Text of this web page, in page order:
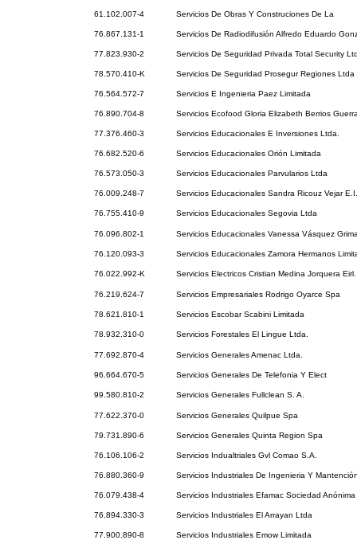
61.102.007-4 Servicios De Obras Y Construciones De La
76.867.131-1 Servicios De Radiodifusión Alfredo Eduardo
77.823.930-2 Servicios De Seguridad Privada Total Security
78.570.410-K Servicios De Seguridad Prosegur Regiones Ltda
76.564.572-7 Servicios E Ingenieria Paez Limitada
76.890.704-8 Servicios Ecofood Gloria Elizabeth Berrios
77.376.460-3 Servicios Educacionales E Inversiones Ltda.
76.682.520-6 Servicios Educacionales Orión Limitada
76.573.050-3 Servicios Educacionales Parvularios Ltda
76.009.248-7 Servicios Educacionales Sandra Ricouz Vejar
76.755.410-9 Servicios Educacionales Segovia Ltda
76.096.802-1 Servicios Educacionales Vanessa Vásquez
76.120.093-3 Servicios Educacionales Zamora Hermanos
76.022.992-K Servicios Electricos Cristian Medina Jorquera Eirl.
76.219.624-7 Servicios Empresariales Rodrigo Oyarce Spa
78.621.810-1 Servicios Escobar Scabini Limitada
78.932.310-0 Servicios Forestales El Lingue Ltda.
77.692.870-4 Servicios Generales Amenac Ltda.
96.664.670-5 Servicios Generales De Telefonia Y Elect
99.580.810-2 Servicios Generales Fullclean S. A.
77.622.370-0 Servicios Generales Quilpue Spa
79.731.890-6 Servicios Generales Quinta Region Spa
76.106.106-2 Servicios Indualtriales Gvl Comao S.A.
76.880.360-9 Servicios Industriales De Ingenieria Y
76.079.438-4 Servicios Industriales Efamac Sociedad Anónima
76.894.330-3 Servicios Industriales El Arrayan Ltda
77.900.890-8 Servicios Industriales Emow Limitada